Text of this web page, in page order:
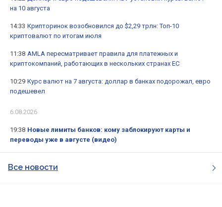
на 10 августа
14:33 Крипторинок возобновился до $2,29 трлн: Топ-10
криптовалют по итогам июля
11:38 AMLA пересматривает правила для платежных и
криптокомпаний, работающих в нескольких странах ЕС
10:29 Курс валют на 7 августа: доллар в банках подорожал, евро
подешевел
6.08.2026
19:38 Новые лимиты банков: кому заблокируют карты и
переводы уже в августе (видео)
Все новости